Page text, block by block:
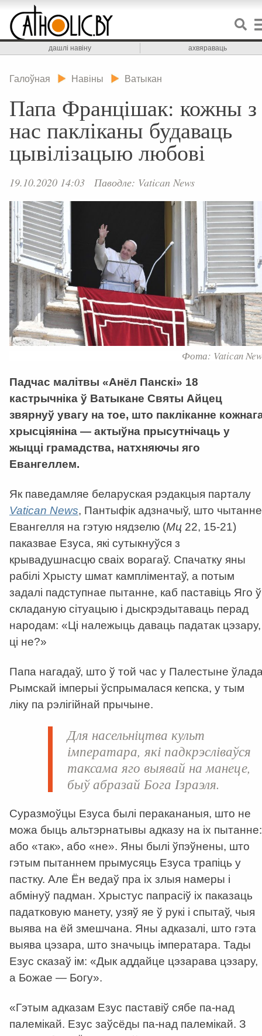
дашлі навіну ахвяраваць
Галоўная Навіны Ватыкан
Папа Францішак: кожны з
нас пакліканы будаваць
цывілізацыю любові
19.10.2020 14:03 Паводле: Vatican News
Фота: Vatican
Падчас малітвы «Анёл Панскі» 18
кастрычніка ў Ватыкане Святы Айцец
звярнуў увагу на тое, што пакліканне
хрысціяніна — актыўна прысутнічаць у
жыцці грамадства, натхняючы яго
Евангеллем.
Як паведамляе беларуская рэдакцыя парталу
Vatican News, Пантыфік адзначыў, што чытанне
Евангелля на гэтую нядзелю (Мц 22, 15-21)
паказвае Езуса, які сутыкнуўся з
крывадушнасцю сваіх ворагаў. Спачатку яны
рабілі Хрысту шмат кампліментаў, а потым
задалі падступнае пытанне, каб паставіць Яго ў
складаную сітуацыю і дыскрэдытаваць перад
народам: «Ці належыць даваць падатак цэзару,
ці не?»
Папа нагадаў, што ў той час у Палестыне
Рымскай імперыі ўспрымалася кепска, у тым
ліку па рэлігійнай прычыне.
Для насельніцтва культ
імператара, які падкрэсліваўся
таксама яго выявай на манеце,
быў абразай Бога Ізраэля.
Суразмоўцы Езуса былі перакананыя, што не
можа быць альтэрнатывы адказу на іх пытанне:
або «так», або «не». Яны былі ўпэўнены, што
гэтым пытаннем прымусяць Езуса трапіць у
пастку. Але Ён ведаў пра іх злыя намеры і
абмінуў падман. Хрыстус папрасіў іх паказаць
падатковую манету, узяў яе ў рукі і спытаў, чыя
выява на ёй змешчана. Яны адказалі, што гэта
выява цэзара, што значыць імператара. Тады
Езус сказаў ім: «Дык аддайце цэзарава цэзару,
а Божае — Богу».
«Гэтым адказам Езус паставіў сябе па-над
палемікай. Езус заўсёды па-над палемікай. З